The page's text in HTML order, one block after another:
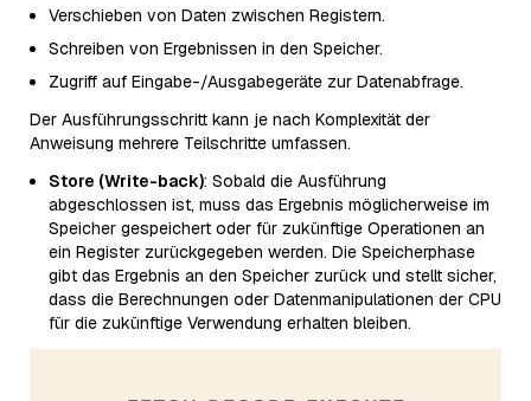
Verschieben von Daten zwischen Registern.
Schreiben von Ergebnissen in den Speicher.
Zugriff auf Eingabe-/Ausgabegeräte zur Datenabfrage.
Der Ausführungsschritt kann je nach Komplexität der
Anweisung mehrere Teilschritte umfassen.
Store (Write-back): Sobald die Ausführung
abgeschlossen ist, muss das Ergebnis möglicherweise im
Speicher gespeichert oder für zukünftige Operationen an
ein Register zurückgegeben werden. Die Speicherphase
gibt das Ergebnis an den Speicher zurück und stellt sicher,
dass die Berechnungen oder Datenmanipulationen der CPU
für die zukünftige Verwendung erhalten bleiben.